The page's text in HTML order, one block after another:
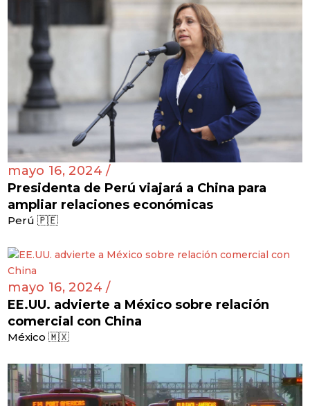
mayo 16, 2024 /
Presidenta de Perú viajará a China para
ampliar relaciones económicas
Perú 🇵🇪
mayo 16, 2024 /
EE.UU. advierte a México sobre relación
comercial con China
México 🇲🇽